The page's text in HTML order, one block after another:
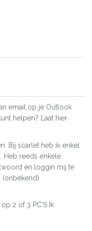
email op je Outlook
helpen? Laat hier
Bij scarlet heb ik enkel
Heb reeds enkele
en loggin mij te
2 of 3 PC'S Ik